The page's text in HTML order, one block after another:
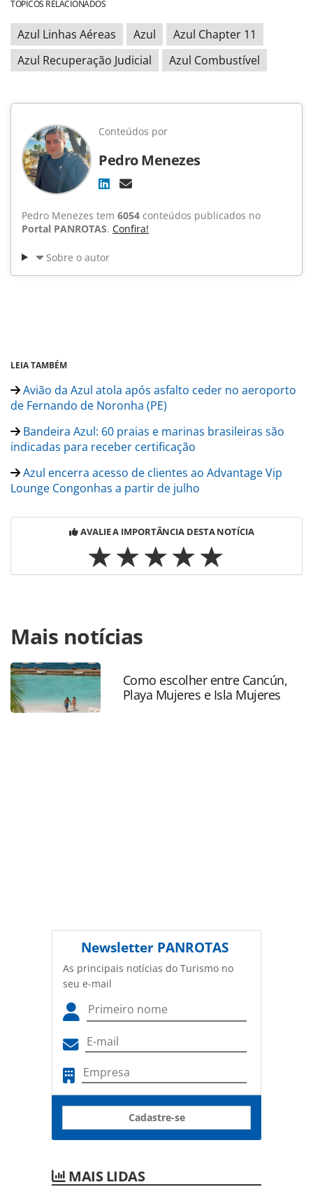
TÓPICOS RELACIONADOS
Azul Linhas Aéreas Azul
Azul Chapter 11
Azul Recuperação Judicial
Azul Combustível
Conteúdos por
Pedro Menezes
Pedro Menezes tem 6054 conteúdos publicados no
Portal PANROTAS. Confira!
Sobre o autor
LEIA TAMBÉM
Avião da Azul atola após asfalto ceder no aeroporto
de Fernando de Noronha (PE)
Bandeira Azul: 60 praias e marinas brasileiras são
indicadas para receber certificação
Azul encerra acesso de clientes ao Advantage Vip
Lounge Congonhas a partir de julho
AVALIE A IMPORTÂNCIA DESTA NOTÍCIA
https://www.panrotas.com.br/aviacao/empresas/2025/06/
aciona-justica-dos-eua-para-barrar-possivel-suspensao-de-
fornecimento-de-combustivel_218769.html ou as
ferramentas oferecidas na página. Todo o conteúdo
produzido pela PANROTAS Editora é protegido pela
legislação brasileira sobre direito autoral. Não reproduza o
Mais notícias
Como escolher entre Cancún,
Playa Mujeres e Isla Mujeres
Newsletter PANROTAS
As principais notícias do Turismo no
seu e-mail
Cadastre-se
MAIS LIDAS